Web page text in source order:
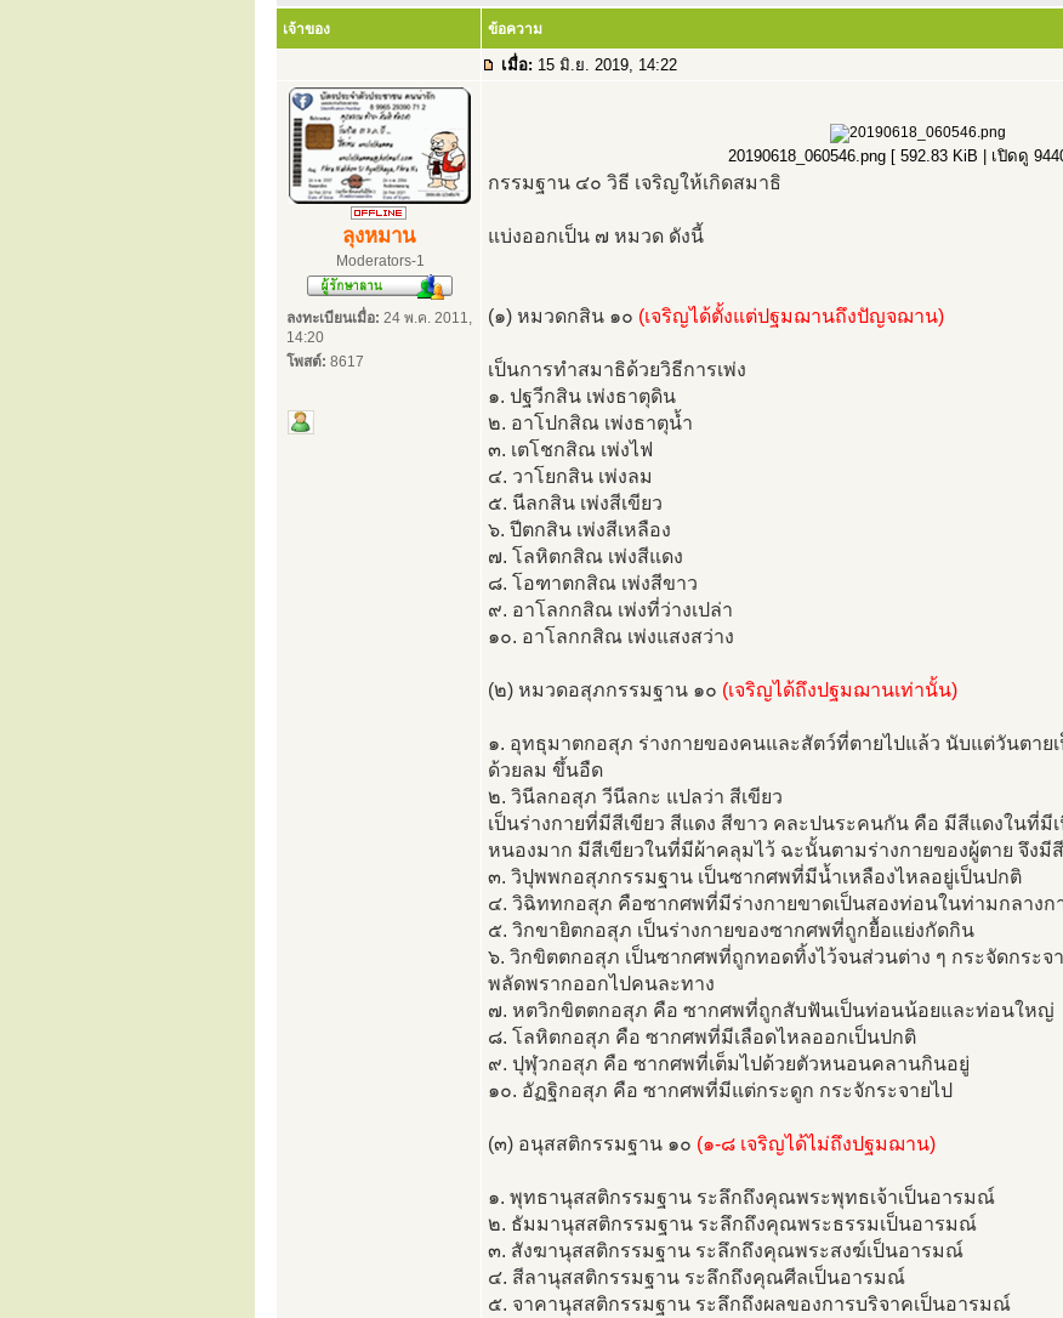
เจ้าของ ข้อความ
เมื่อ: 15 มิ.ย. 2019, 14:22
ลุงหมาน
Moderators-1
ลงทะเบียนเมื่อ: 24 พ.ค. 2011,
14:20
โพสต์: 8617
20190618_060546.png [ 592.83 KiB | เปิดดู
กรรมฐาน ๔๐ วิธี เจริญให้เกิดสมาธิ
แบ่งออกเป็น ๗ หมวด ดังนี้
(๑) หมวดกสิน ๑๐ (เจริญได้ตั้งแต่ปฐมฌานถึงปัญจฌาน)
เป็นการทำสมาธิด้วยวิธีการเพ่ง
๑. ปฐวีกสิน เพ่งธาตุดิน
๒. อาโปกสิณ เพ่งธาตุน้ำ
๓. เตโชกสิณ เพ่งไฟ
๔. วาโยกสิน เพ่งลม
๕. นีลกสิน เพ่งสีเขียว
๖. ปีตกสิน เพ่งสีเหลือง
๗. โลหิตกสิณ เพ่งสีแดง
๘. โอฑาตกสิณ เพ่งสีขาว
๙. อาโลกกสิณ เพ่งที่ว่างเปล่า
๑๐. อาโลกกสิณ เพ่งแสงสว่าง
(๒) หมวดอสุภกรรมฐาน ๑๐ (เจริญได้ถึงปฐมฌานเท่านั้น)
๑. อุทธุมาตกอสุภ ร่างกายของคนและสัตว์ที่ตายไปแล้ว นับแต่วันตาย
ด้วยลม ขึ้นอืด
๒. วินีลกอสุภ วีนีลกะ แปลว่า สีเขียว
เป็นร่างกายที่มีสีเขียว สีแดง สีขาว คละปนระคนกัน คือ มีสีแดงในที่มี
หนองมาก มีสีเขียวในที่มีผ้าคลุมไว้ ฉะนั้นตามร่างกายของผู้ตาย จึงมี
๓. วิปุพพกอสุภกรรมฐาน เป็นซากศพที่มีน้ำเหลืองไหลอยู่เป็นปกติ
๔. วิฉิททกอสุภ คือซากศพที่มีร่างกายขาดเป็นสองท่อนในท่ามกลางก
๕. วิกขายิตกอสุภ เป็นร่างกายของซากศพที่ถูกยื้อแย่งกัดกิน
๖. วิกขิตตกอสุภ เป็นซากศพที่ถูกทอดทิ้งไว้จนส่วนต่าง ๆ กระจัดกระ
พลัดพรากออกไปคนละทาง
๗. หตวิกขิตตกอสุภ คือ ซากศพที่ถูกสับฟันเป็นท่อนน้อยและท่อนใหญ่
๘. โลหิตกอสุภ คือ ซากศพที่มีเลือดไหลออกเป็นปกติ
๙. ปุฬุวกอสุภ คือ ซากศพที่เต็มไปด้วยตัวหนอนคลานกินอยู่
๑๐. อัฏฐิกอสุภ คือ ซากศพที่มีแต่กระดูก กระจักระจายไป
(๓) อนุสสติกรรมฐาน ๑๐ (๑-๘ เจริญได้ไม่ถึงปฐมฌาน)
๑. พุทธานุสสติกรรมฐาน ระลึกถึงคุณพระพุทธเจ้าเป็นอารมณ์
๒. ธัมมานุสสติกรรมฐาน ระลึกถึงคุณพระธรรมเป็นอารมณ์
๓. สังฆานุสสติกรรมฐาน ระลึกถึงคุณพระสงฆ์เป็นอารมณ์
๔. สีลานุสสติกรรมฐาน ระลึกถึงคุณศีลเป็นอารมณ์
๕. จาคานุสสติกรรมฐาน ระลึกถึงผลของการบริจาคเป็นอารมณ์